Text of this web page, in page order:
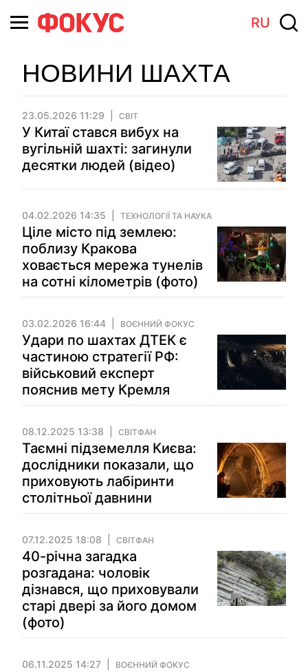
RU
НОВИНИ ШАХТА
23.05.2026 11:29 СВІТ
У Китаї стався вибух на
вугільній шахті: загинули
десятки людей (відео)
04.02.2026 14:35 ТЕХНОЛОГІЇ ТА НАУКА
Ціле місто під землею:
поблизу Кракова
ховається мережа тунелів
на сотні кілометрів (фото)
03.02.2026 16:44 ВОЄННИЙ ФОКУС
Удари по шахтах ДТЕК є
частиною стратегії РФ:
військовий експерт
пояснив мету Кремля
08.12.2025 13:38 СВІТФАН
Таємні підземелля Києва:
дослідники показали, що
приховують лабіринти
столітньої давнини
07.12.2025 18:08 СВІТФАН
40-річна загадка
розгадана: чоловік
дізнався, що приховували
старі двері за його домом
(фото)
06.11.2025 14:27 ВОЄННИЙ ФОКУС